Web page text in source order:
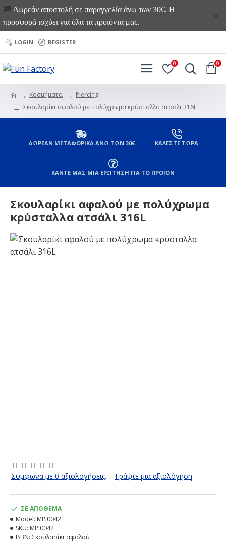
🚚 Δωρεάν αποστολή σε παραγγελία άνω των 30€. Η
προσφορά ισχύει για όλα τα προιόντα μας.
LOGIN REGISTER
0 0
Κοσμήματα
Piercing
Σκουλαρίκι αφαλού με πολύχρωμα κρύσταλλα ατσάλι 316L
ΔΩΡΕΑΝ ΜΕΤΑΦΟΡΙΚΑ ΑΝΩ ΤΩΝ 30€ ΚΑΛΕΣΤΕ ΤΩΡΑ
ΚΑΝΤΕ ΜΑΣ ΜΙΑ ΕΡΩΤΗΣΗ ΓΙΑ ΤΟ ΠΡΟΪΟΝ
Σκουλαρίκι αφαλού με πολύχρωμα
κρύσταλλα ατσάλι 316L
Σύμφωνα με 0 αξιολογήσεις. - Γράψτε μια αξιολόγηση
ΣΕ ΑΠΌΘΕΜΑ
Model: MPI0042
SKU: MPI0042
ISBN: Σκουλαρίκι αφαλού